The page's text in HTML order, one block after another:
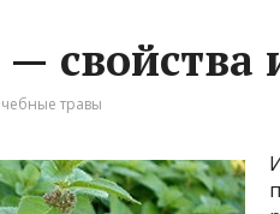
свойства
травы